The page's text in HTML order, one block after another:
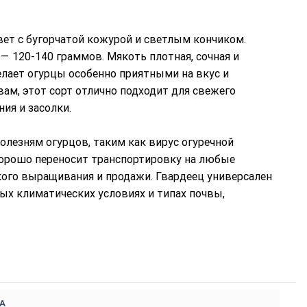
с бугорчатой кожурой и светлым кончиком.
120-140 граммов. Мякоть плотная, сочная и
огурцы особенно приятными на вкус и
этот сорт отлично подходит для свежего
и засолки.
огурцов, таким как вирус огуречной
переносит транспортировку на любые
выращивания и продажи. Гвардеец универсален
климатических условиях и типах почвы,